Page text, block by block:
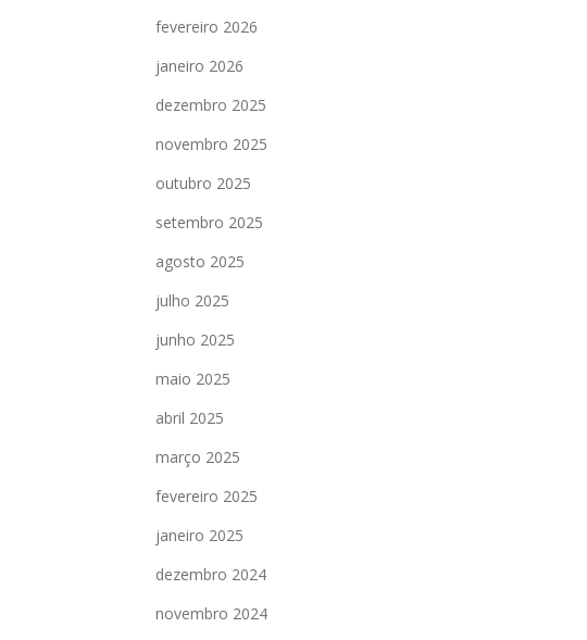
fevereiro 2026
janeiro 2026
dezembro 2025
novembro 2025
outubro 2025
setembro 2025
agosto 2025
julho 2025
junho 2025
maio 2025
abril 2025
março 2025
fevereiro 2025
janeiro 2025
dezembro 2024
novembro 2024